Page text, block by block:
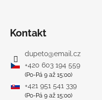
Kontakt
dupeto@email.cz
+420 603 194 559
(Po-Pá 9 až 15:00)
+421 951 541 339
(Po-Pá 9 až 15:00)